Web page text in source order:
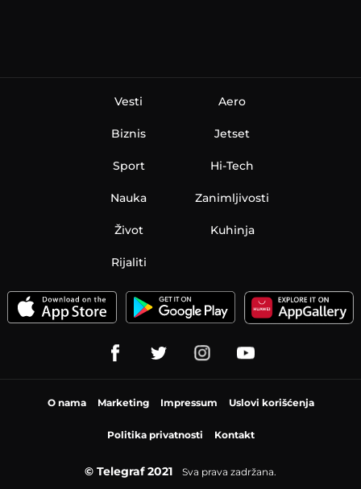
Vesti
Biznis
Sport
Nauka
Aero
Jetset
Hi-Tech
Zanimljivosti
Život Kuhinja
Rijaliti
O nama Marketing Impressum Uslovi korišćenja
Politika privatnosti Kontakt
© Telegraf 2021 Sva prava zadržana.